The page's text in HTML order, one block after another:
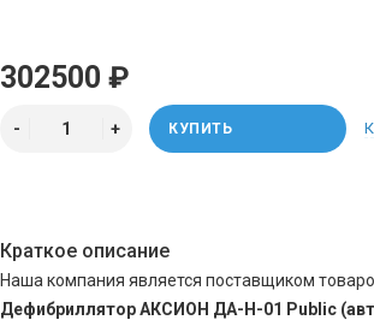
302500 ₽
КУПИТЬ
Краткое описание
Наша компания является поставщиком
Дефибриллятор АКСИОН ДА-Н-01 Public